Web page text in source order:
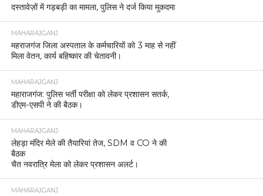
दस्तावेज़ों में गड़बड़ी का मामला, पुलिस ने दर्ज किया मुकदमा
MAHARAJGANJ
महराजगंज जिला अस्पताल के कर्मचारियों को 3 माह से नहीं
मिला वेतन, कार्य बहिष्कार की चेतावनी।
MAHARAJGANJ
महाराजगंज: पुलिस भर्ती परीक्षा को लेकर प्रशासन सतर्क,
डीएम-एसपी ने की बैठक।
MAHARAJGANJ
लेहड़ा मंदिर मेले की तैयारियां तेज, SDM व CO ने की
बैठक
चैत नवरात्रि मेला को लेकर प्रशासन अलर्ट।
MAHARAJGANJ